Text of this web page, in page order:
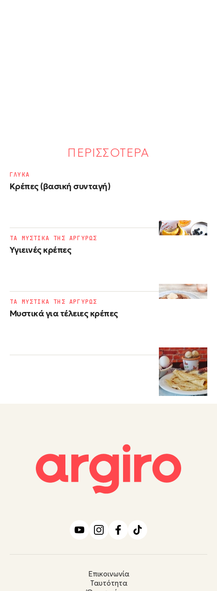
ΠΕΡΙΣΣΟΤΕΡΑ
Κρέπες (βασική συνταγή)
ΓΛΥΚΑ
Υγιεινές κρέπες
ΤΑ ΜΥΣΤΙΚΑ ΤΗΣ ΑΡΓΥΡΩΣ
Μυστικά για τέλειες κρέπες
ΤΑ ΜΥΣΤΙΚΑ ΤΗΣ ΑΡΓΥΡΩΣ
Επικοινωνία
Ταυτότητα